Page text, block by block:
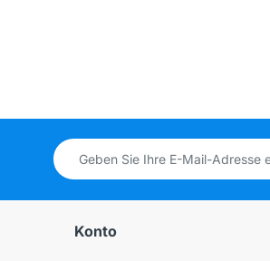
Konto